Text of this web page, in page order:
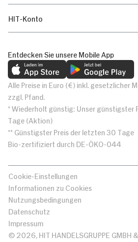
HIT-Konto
Entdecken Sie unsere Mobile App
Alle Preise in Euro (€) inkl. gesetzlicher
zzgl. Pfand.
* Wiederholt günstig: Unser günstigster
Tage (Aktion)
** Günstigster Preis der letzten 30 Tage
Bio-zertifiziert durch DE-ÖKO-044
Cookie-Einstellungen
Informationen zu Cookies
Nutzungsbedingungen
Datenschutz
Impressum
© 2026, HIT HANDELSGRUPPE GMBH